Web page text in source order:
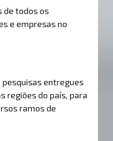
de todos os
e empresas no
pesquisas entregues
regiões do país, para
ramos de